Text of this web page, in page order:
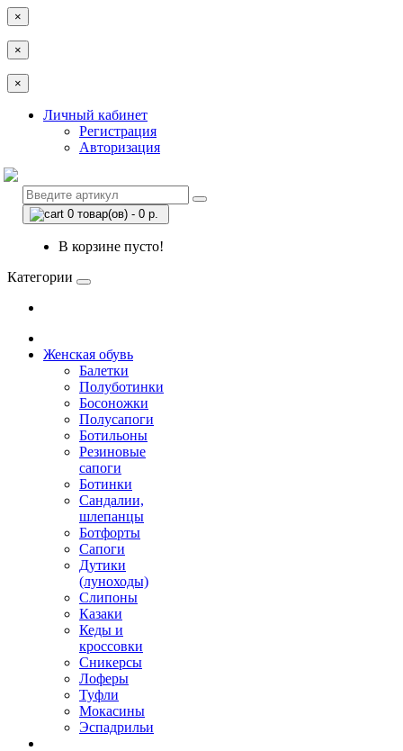
×
×
×
Личный кабинет
Регистрация
Авторизация
0 товар(ов) - 0 р.
В корзине пусто!
Категории
Женская обувь
Балетки
Полуботинки
Босоножки
Полусапоги
Ботильоны
Резиновые
сапоги
Ботинки
Сандалии,
шлепанцы
Ботфорты
Сапоги
Дутики
(луноходы)
Слипоны
Казаки
Кеды и
кроссовки
Сникерсы
Лоферы
Туфли
Мокасины
Эспадрильи